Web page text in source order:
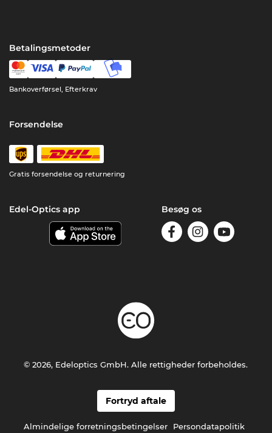
Betalingsmetoder
Bankoverførsel, Efterkrav
Forsendelse
Gratis forsendelse og returnering
Edel-Optics app Besøg os
Fortryd aftale
Almindelige forretningsbetingelser Persondatapolitik
© 2026, Edeloptics GmbH. Alle rettigheder forbeholdes.